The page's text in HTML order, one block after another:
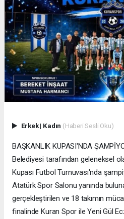
Erkek| Kadın (Haberi Sesli Oku)
BAŞKANLIK KUPASI'NDA
Belediyesi tarafından geleneksel
Kupası Futbol Turnuvası'nda
Atatürk Spor Salonu yanında
gerçekleştirilen ve 18 takımın
finalinde Kuran Spor ile Yeni Gül